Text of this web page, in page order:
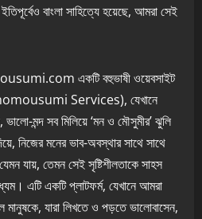
বাংলা সাহিত্যে হয়েছে, আমরা সেই
একটি বহুভাষী ওয়েবসাইট
Services), যেখানে
মন্দ সব মিলিয়ে ‘মন ও মৌসুমীর’ ঝুলি
নিজের মনের ভাব-অবস্থার সাথে সাথে
যায়, তেমন সেই সৃষ্টিশীলতাকে সাহস
এটি একটি প্লাটফর্ম, যেখানে আমরা
মানুষকে, যারা লিখতে ও পড়তে ভালোবাসেন,